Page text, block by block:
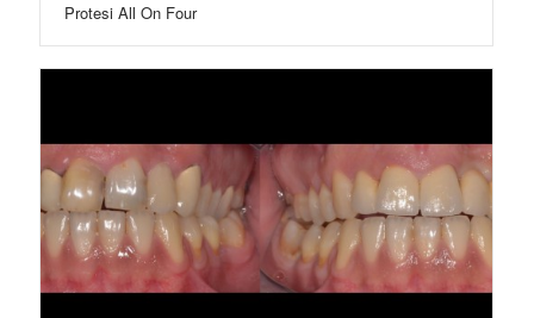
Protesi All On Four